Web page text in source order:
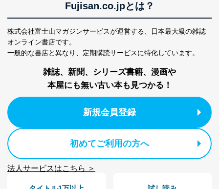
Fujisan.co.jpとは？
株式会社富士山マガジンサービスが運営する、
日本最大級の雑誌
オンライン書店です。
一般的な書店と異なり、 定期購読サービスに特化しています。
雑誌、新聞、シリーズ書籍、漫画や
本屋にも無い古い本も見つかる！
新規会員登録
初めてご利用の方へ
法人サービスはこちら ＞